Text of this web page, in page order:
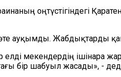
оңтүстігіндегі
ауқымды. Жабдықтарды
елді мекендердің ішінара
бір шабуыл жасады», -